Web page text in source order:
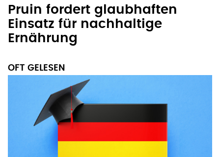
Pruin fordert glaubhaften
Einsatz für nachhaltige
Ernährung
OFT GELESEN